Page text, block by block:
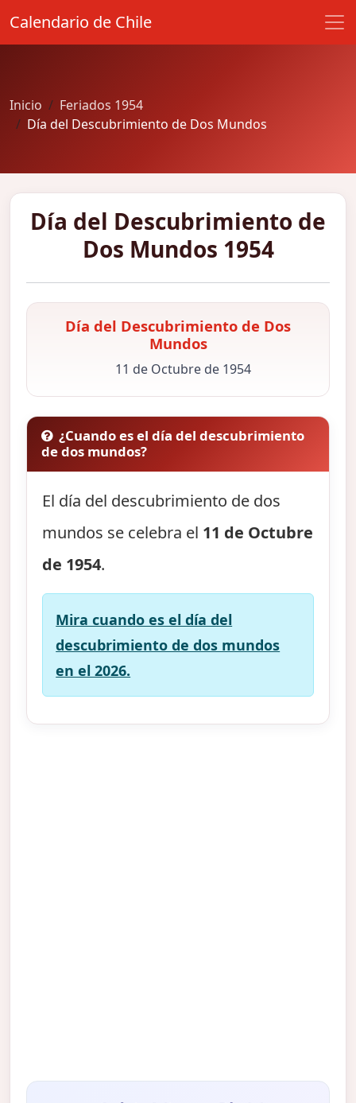
Calendario de Chile
Inicio
Feriados 1954
Día del Descubrimiento de Dos Mundos
Día del Descubrimiento de
Dos Mundos 1954
Día del Descubrimiento de Dos
Mundos
11 de Octubre de 1954
¿Cuando es el día del descubrimiento
de dos mundos?
El día del descubrimiento de dos
mundos se celebra el 11 de Octubre
de 1954.
Mira cuando es el día del
descubrimiento de dos mundos
en el 2026.